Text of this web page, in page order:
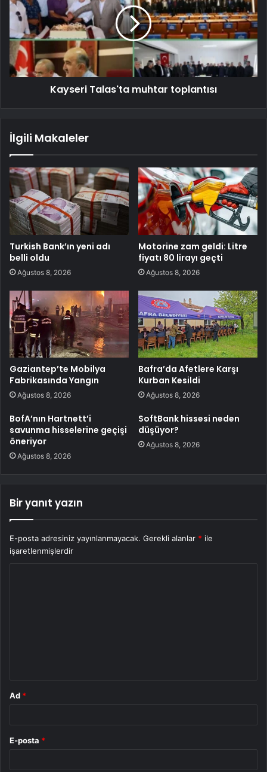
Kayseri Talas'ta muhtar toplantısı
İlgili Makaleler
Turkish Bank’ın yeni adı
belli oldu
Ağustos 8, 2026
Motorine zam geldi: Litre
fiyatı 80 lirayı geçti
Ağustos 8, 2026
Gaziantep’te Mobilya
Fabrikasında Yangın
Ağustos 8, 2026
Bafra’da Afetlere Karşı
Kurban Kesildi
Ağustos 8, 2026
BofA’nın Hartnett’i
savunma hisselerine geçişi
öneriyor
Ağustos 8, 2026
SoftBank hissesi neden
düşüyor?
Ağustos 8, 2026
Bir yanıt yazın
E-posta adresiniz yayınlanmayacak. Gerekli alanlar * ile
işaretlenmişlerdir
Ad *
E-posta *